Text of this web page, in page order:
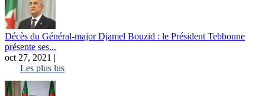
Décès du Général-major Djamel Bouzid : le Président Tebboune
présente ses...
oct 27, 2021 |
Les plus lus